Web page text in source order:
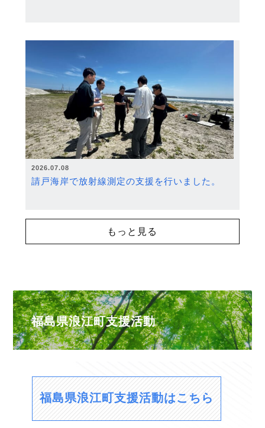
2026.07.08
請戸海岸で放射線測定の支援を行いました。
もっと見る
福島県浪江町支援活動
福島県浪江町支援活動はこちら